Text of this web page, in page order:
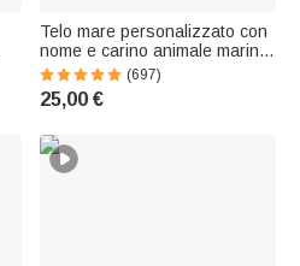
Telo mare personalizzato con
nome e carino animale marino
in 3D ad asciugatura rapida
morbido e oversize regalo per
ragazzi
(697)
25,00 €